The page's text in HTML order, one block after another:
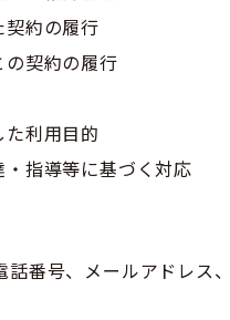
約の履行
契約の履行
利用目的
指導等に基づく対応
番号、メールアドレス